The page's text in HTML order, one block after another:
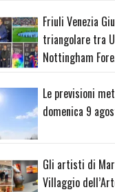
Friuli Venezia
triangolare tra
Nottingham
Le previsioni
domenica 9
Gli artisti di
Villaggio